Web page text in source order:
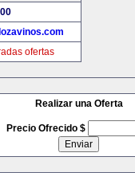
ofertas
Realizar una Oferta
Precio Ofrecido $